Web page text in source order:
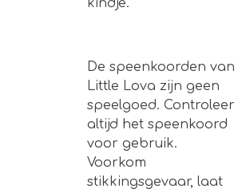
kindje.
De speenkoorden van
Little Lova zijn geen
speelgoed. Controleer
altijd het speenkoord
voor gebruik.
Voorkom
stikkingsgevaar, laat